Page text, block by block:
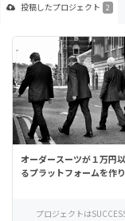
投稿したプロジェクト 2
オーダースーツが１万円
るプラットフォームを作り
プロジェクトは